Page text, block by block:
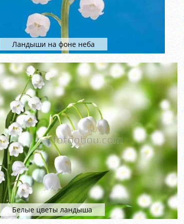
Ландыши на фоне неба
Белые цветы ландыша